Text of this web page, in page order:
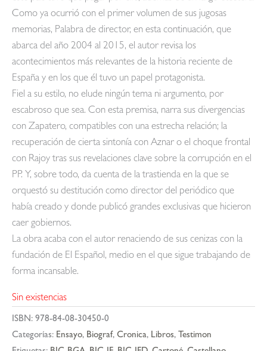
Como ya ocurrió con el primer volumen de sus jugosas
memorias, Palabra de director, en esta continuación, que
abarca del año 2004 al 2015, el autor revisa los
acontecimientos más relevantes de la historia reciente de
España y en los que él tuvo un papel protagonista.
Fiel a su estilo, no elude ningún tema ni argumento, por
escabroso que sea. Con esta premisa, narra sus divergencias
con Zapatero, compatibles con una estrecha relación; la
recuperación de cierta sintonía con Aznar o el choque frontal
con Rajoy tras sus revelaciones clave sobre la corrupción en el
PP. Y, sobre todo, da cuenta de la trastienda en la que se
orquestó su destitución como director del periódico que
había creado y donde publicó grandes exclusivas que hicieron
caer gobiernos.
La obra acaba con el autor renaciendo de sus cenizas con la
fundación de El Español, medio en el que sigue trabajando de
forma incansable.
Sin existencias
ISBN: 978-84-08-30450-0
Categorías: Ensayo, Biograf, Cronica, Libros, Testimon